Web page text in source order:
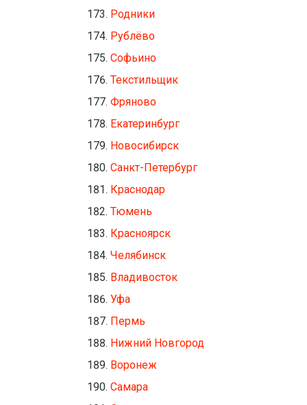
Родники
Рублёво
Софьино
Текстильщик
Фряново
Екатеринбург
Новосибирск
Санкт-Петербург
Краснодар
Тюмень
Красноярск
Челябинск
Владивосток
Уфа
Пермь
Нижний Новгород
Воронеж
Самара